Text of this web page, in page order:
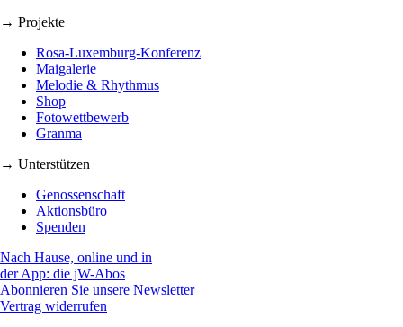
→ Projekte
Rosa-Luxemburg-Konferenz
Maigalerie
Melodie & Rhythmus
Shop
Fotowettbewerb
Granma
→ Unterstützen
Genossenschaft
Aktionsbüro
Spenden
Nach Hause, online und in
der App: die jW-Abos
Abonnieren Sie unsere Newsletter
Vertrag widerrufen